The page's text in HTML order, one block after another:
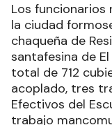
Los
la ciudad
chaqueña de
santafesina de
total de 712
acoplado, tres
Efectivos del
trabajo